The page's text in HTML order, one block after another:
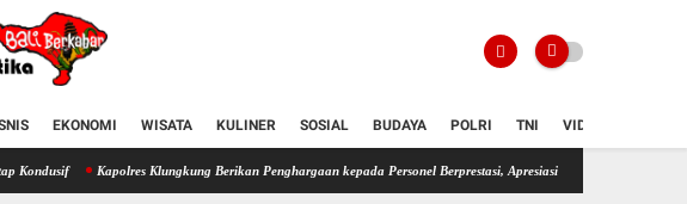
EKONOMI WISATA KULINER SOSIAL BUDAYA POLRI TNI VIDIO
Kapolres Klungkung Berikan Penghargaan kepada Personel Berprestasi, Apresiasi Keberhasilan Ungkap Kasus